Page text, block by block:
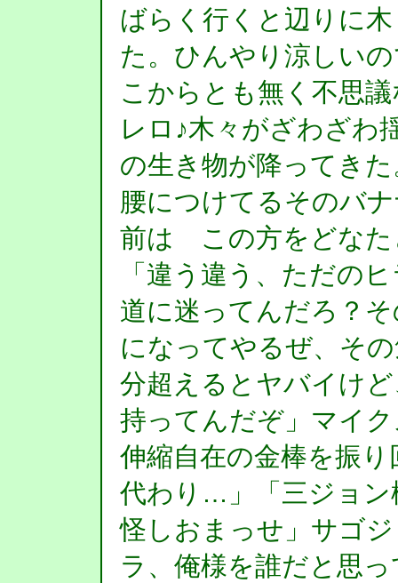
ばらく行くと辺りに
た。ひんやり涼しい
こからとも無く不思
レロ♪木々がざわざわ
の生き物が降ってき
腰につけてるそのバ
前は この方をどなた
「違う違う、ただの
道に迷ってんだろ？
になってやるぜ、そ
分超えるとヤバイけ
持ってんだぞ」マイ
伸縮自在の金棒を振
代わり…」「三ジョ
怪しおまっせ」サゴ
ラ、俺様を誰だと思